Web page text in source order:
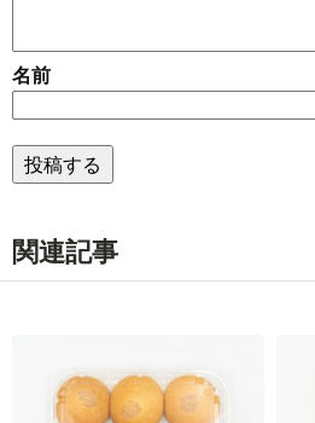
名前
関連記事